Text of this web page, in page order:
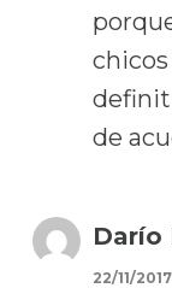
de
Darío
22/11/